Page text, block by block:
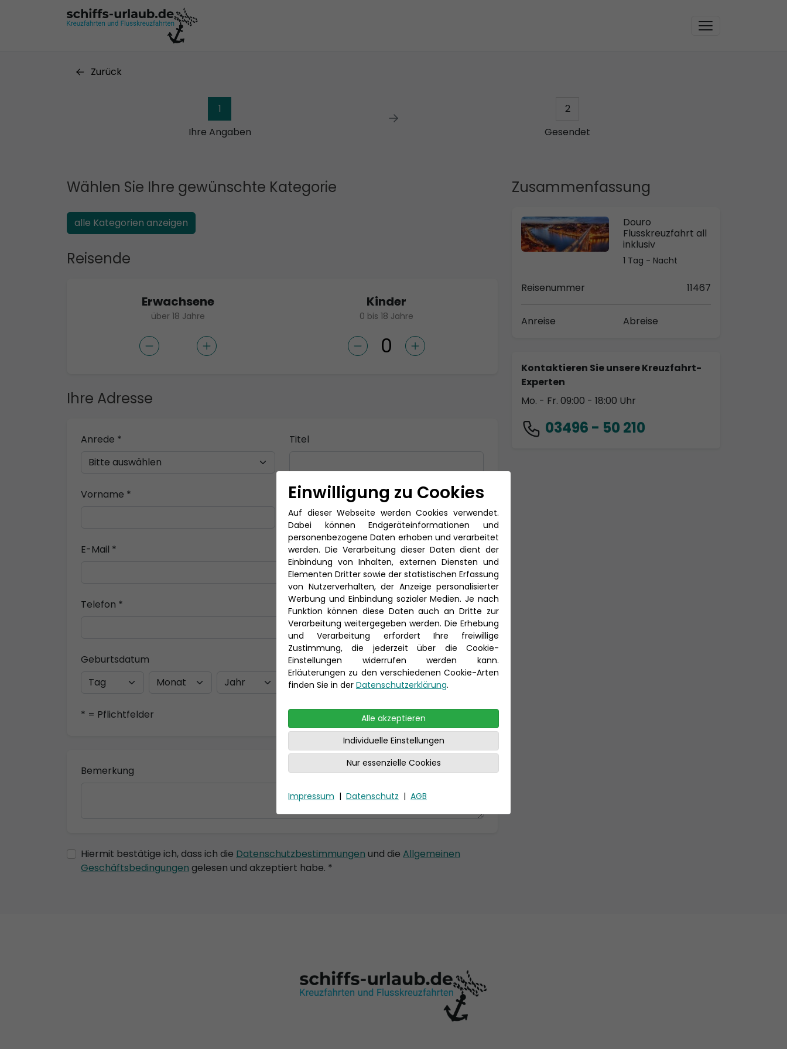
Zurück
1
Ihre Angaben
2
Gesendet
Zusammenfassung
Douro
Flusskreuzfahrt all
inklusiv
1 Tag - Nacht
Reisenummer 11467
Anreise Abreise
Kontaktieren Sie unsere Kreuzfahrt-
Experten
Mo. - Fr. 09:00 - 18:00 Uhr
03496 - 50 210
Wählen Sie Ihre gewünschte Kategorie
alle Kategorien anzeigen
Reisende
Erwachsene
über 18 Jahre
Kinder
0 bis 18 Jahre
Ihre Adresse
Anrede * Titel
Vorname * Nachname *
E-Mail *
Telefon *
Geburtsdatum
* = Pflichtfelder
Bemerkung
Hiermit bestätige ich, dass ich die Datenschutzbestimmungen und die Allgemeinen
Geschäftsbedingungen gelesen und akzeptiert habe. *
Einwilligung zu Cookies
Auf dieser Webseite werden Cookies verwendet.
Dabei können Endgeräteinformationen und
personenbezogene Daten erhoben und verarbeitet
werden. Die Verarbeitung dieser Daten dient der
Einbindung von Inhalten, externen Diensten und
Elementen Dritter sowie der statistischen Erfassung
von Nutzerverhalten, der Anzeige personalisierter
Werbung und Einbindung sozialer Medien. Je nach
Funktion können diese Daten auch an Dritte zur
Verarbeitung weitergegeben werden. Die Erhebung
und Verarbeitung erfordert Ihre freiwillige
Zustimmung, die jederzeit über die Cookie-
Einstellungen widerrufen werden kann.
Erläuterungen zu den verschiedenen Cookie-Arten
finden Sie in der Datenschutzerklärung.
Alle akzeptieren
Individuelle Einstellungen
Nur essenzielle Cookies
Impressum | Datenschutz | AGB